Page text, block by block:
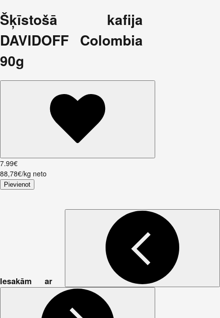
Šķīstošā kafija
DAVIDOFF Colombia
90g
7.99€
88,78€/kg neto
Pievienot
Iesakām ar